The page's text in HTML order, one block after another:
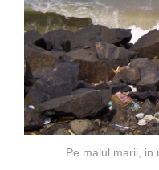
Pe malul marii, in